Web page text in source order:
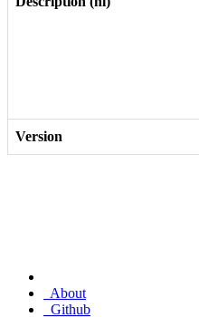
Version
About
Github